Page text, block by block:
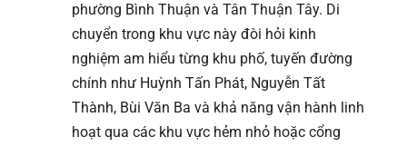
phường Bình Thuận và Tân Thuận Tây. Di
chuyển trong khu vực này đòi hỏi kinh
nghiệm am hiểu từng khu phố, tuyến đường
chính như Huỳnh Tấn Phát, Nguyễn Tất
Thành, Bùi Văn Ba và khả năng vận hành linh
hoạt qua các khu vực hẻm nhỏ hoặc cổng